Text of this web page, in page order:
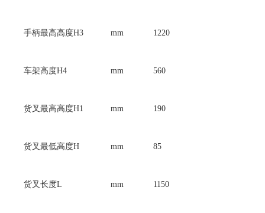
手柄最高高度H3 mm 1220
车架高度H4 mm 560
货叉最高高度H1 mm 190
货叉最低高度H mm 85
货叉长度L mm 1150